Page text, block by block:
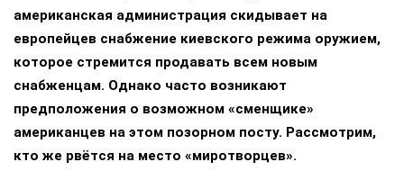
американская администрация скидывает на
европейцев снабжение киевского режима оружием,
которое стремится продавать всем новым
снабженцам. Однако часто возникают
предположения о возможном «сменщике»
американцев на этом позорном посту. Рассмотрим,
кто же рвётся на место «миротворцев».